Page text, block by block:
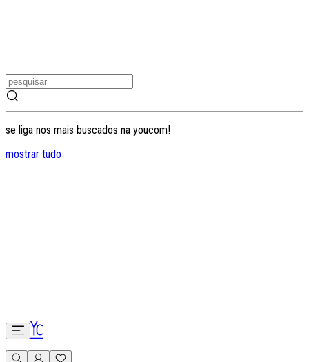
se liga nos mais buscados na youcom!
mostrar tudo